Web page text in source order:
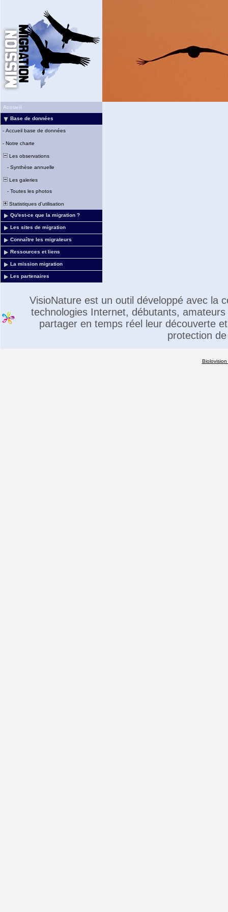
Accueil
Base de données
- Accueil base de données
- Notre charte
Les observations
- Synthèse annuelle
Les galeries
- Toutes les photos
Statistiques d'utilisation
Qu'est-ce que la migration ?
Les sites de migration
Connaître les migrateurs
Ressources et liens
La mission migration
Les partenaires
VisioNature est un outil développé avec la
technologies Internet, débutants,
partager en temps réel leur découverte
protection
Biolovision